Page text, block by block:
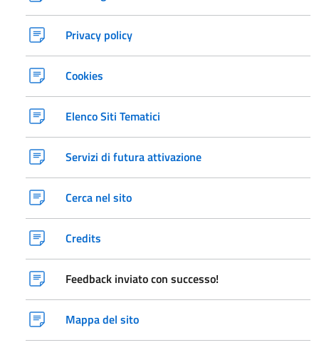
Privacy policy
Cookies
Elenco Siti Tematici
Servizi di futura attivazione
Cerca nel sito
Credits
Feedback inviato con successo!
Mappa del sito